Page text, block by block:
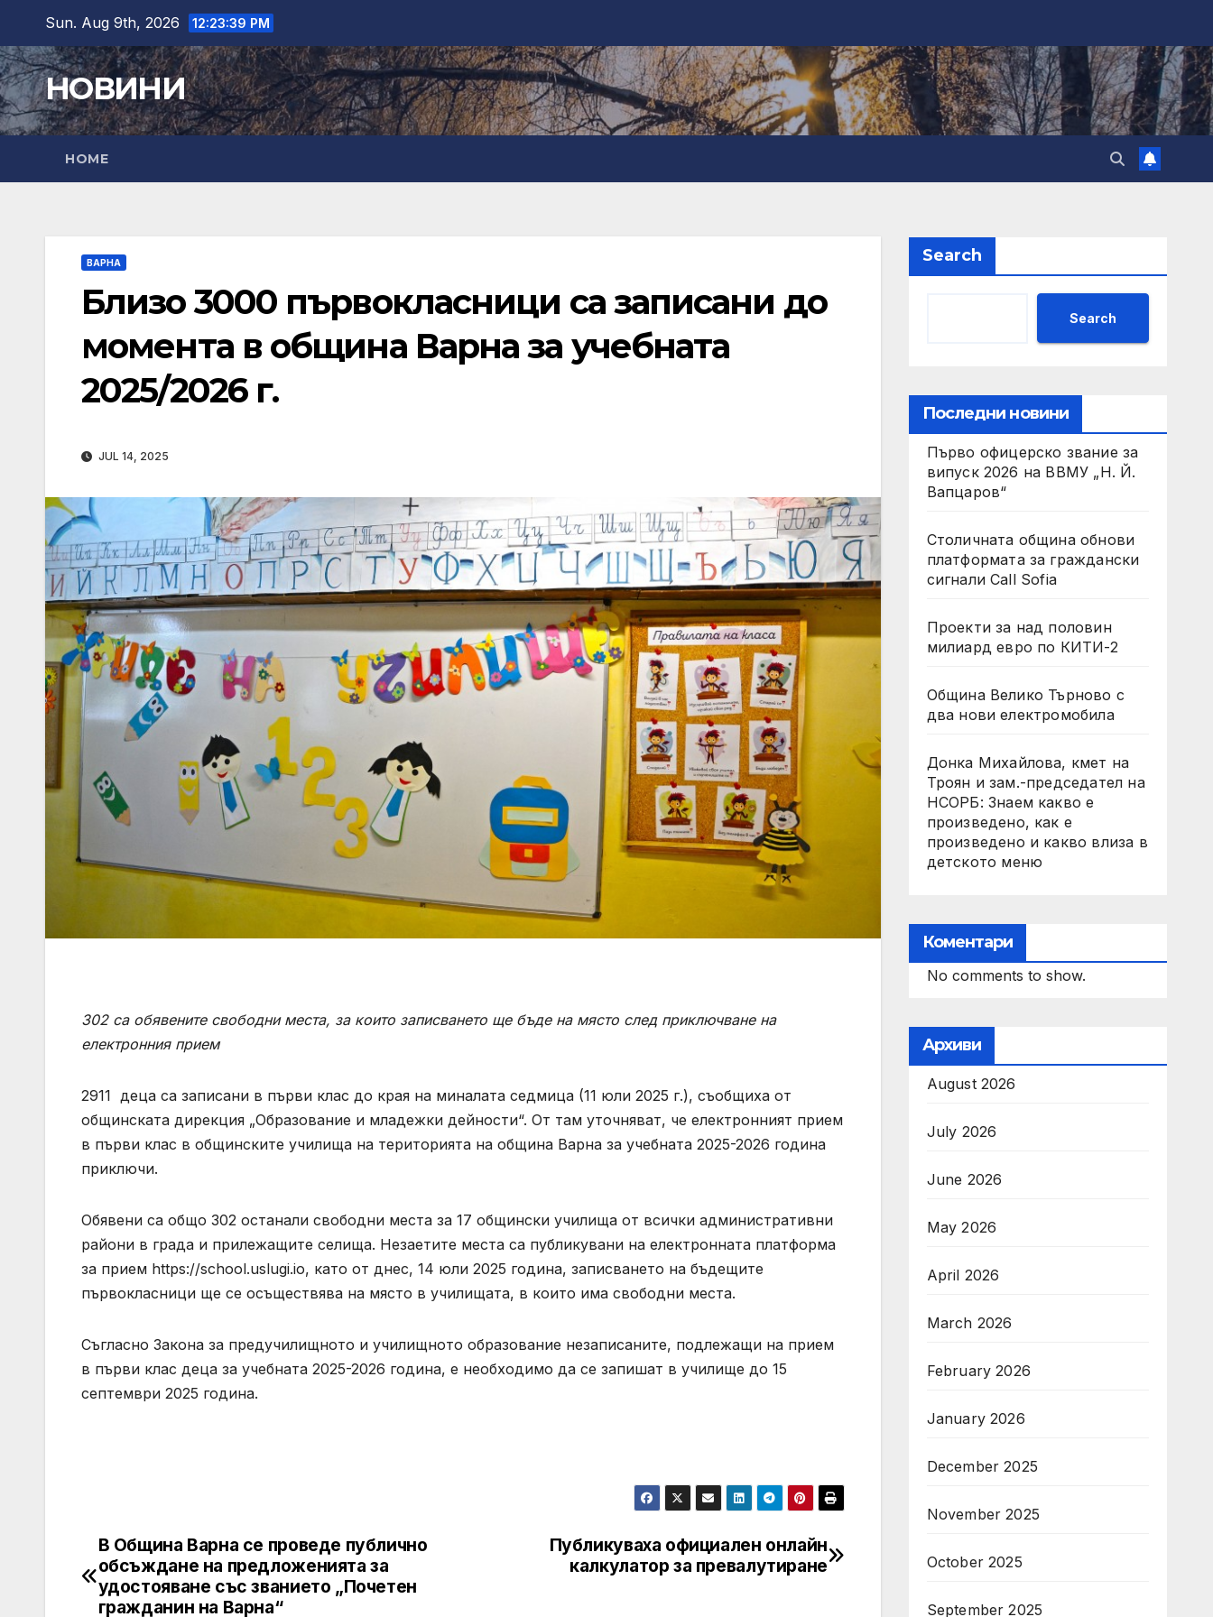
content
Sun. Aug 9th, 2026 12:23:40 PM
НОВИНИ
HOME
ВАРНА
Близо 3000 първокласници са записани до
момента в община Варна за учебната
2025/2026 г.
JUL 14, 2025
302 са обявените свободни места, за които записването ще бъде на място след приключване на
електронния прием
2911 деца са записани в първи клас до края на миналата седмица (11 юли 2025 г.), съобщиха от
общинската дирекция „Образование и младежки дейности“. От там уточняват, че електронният прием
в първи клас в общинските училища на територията на община Варна за учебната 2025-2026 година
приключи.
Обявени са общо 302 останали свободни места за 17 общински училища от всички административни
райони в града и прилежащите селища. Незаетите места са публикувани на електронната платформа
за прием https://school.uslugi.io, като от днес, 14 юли 2025 година, записването на бъдещите
първокласници ще се осъществява на място в училищата, в които има свободни места.
Съгласно Закона за предучилищното и училищното образование незаписаните, подлежащи на прием
в първи клас деца за учебната 2025-2026 година, е необходимо да се запишат в училище до 15
септември 2025 година.
Post
navigation
Публикуваха официален онлайн
калкулатор за превалутиране
В Община Варна се проведе публично
обсъждане на предложенията за
удостояване със званието „Почетен
гражданин на Варна“
Search
Search
Последни новини
Първо офицерско звание за
випуск 2026 на ВВМУ „Н. Й.
Вапцаров“
Столичната община обнови
платформата за граждански
сигнали Call Sofia
Проекти за над половин
милиард евро по КИТИ-2
Община Велико Търново с
два нови електромобила
Донка Михайлова, кмет на
Троян и зам.-председател на
НСОРБ: Знаем какво е
произведено, как е
произведено и какво влиза в
детското меню
Коментари
No comments to show.
Архиви
August 2026
July 2026
June 2026
May 2026
April 2026
March 2026
February 2026
January 2026
December 2025
November 2025
October 2025
September 2025